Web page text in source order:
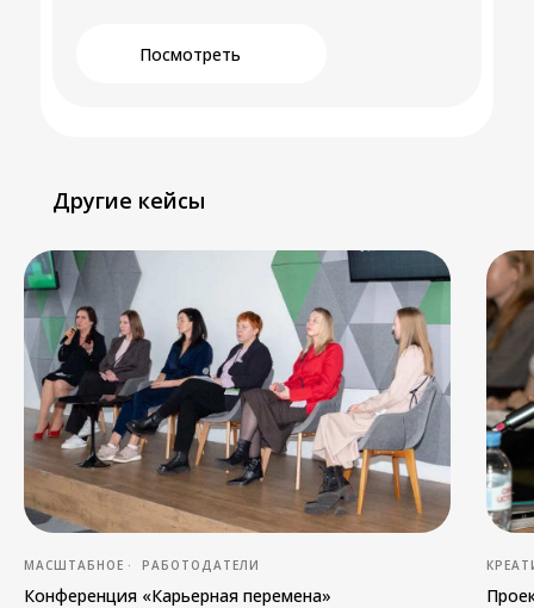
Посмотреть
Другие кейсы
МАСШТАБНОЕ РАБОТОДАТЕЛИ
Конференция «Карьерная перемена»